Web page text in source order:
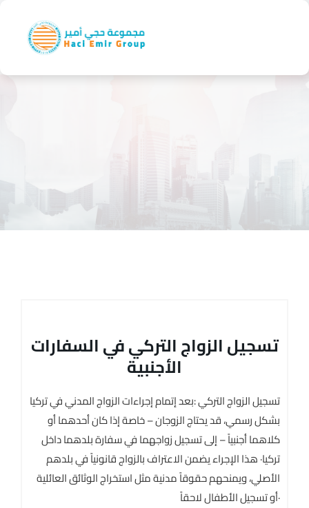
تسجيل الزواج التركي في السفارات
الأجنبية
تسجيل الزواج التركي :بعد إتمام إجراءات الزواج المدني في تركيا
بشكل رسمي، قد يحتاج الزوجان – خاصة إذا كان أحدهما أو
كلاهما أجنبياً – إلى تسجيل زواجهما في سفارة بلدهما داخل
تركيا· هذا الإجراء يضمن الاعتراف بالزواج قانونياً في بلدهم
الأصلي، ويمنحهم حقوقاً مدنية مثل استخراج الوثائق العائلية
أو تسجيل الأطفال لاحقاً·